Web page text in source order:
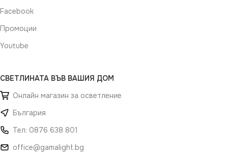
Facebook
Промоции
Youtube
СВЕТЛИНАТА ВЪВ ВАШИЯ ДОМ
Онлайн магазин за осветление
България
Тел: 0876 638 801
office@gamalight.bg